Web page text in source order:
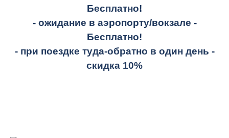
Бесплатно!
- ожидание в аэропорту/вокзале -
Бесплатно!
- при поездке туда-обратно в один день -
скидка 10%